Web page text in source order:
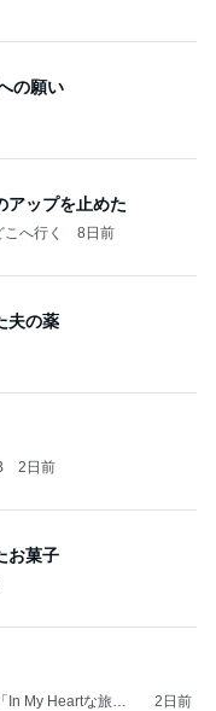
の願い
アップを止めた
へ行く 8日前
夫の薬
2日前
お菓子
My Heartな旅日
2日前